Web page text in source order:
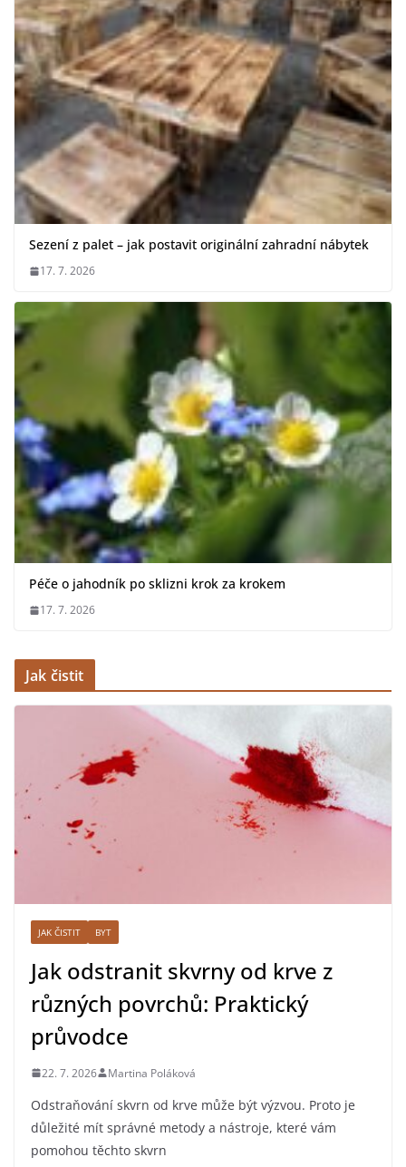
Sezení z palet – jak postavit originální zahradní nábytek
17. 7. 2026
Péče o jahodník po sklizni krok za krokem
17. 7. 2026
Jak čistit
JAK ČISTIT BYT
Jak odstranit skvrny od krve z
různých povrchů: Praktický
průvodce
22. 7. 2026 Martina Poláková
Odstraňování skvrn od krve může být výzvou. Proto je
důležité mít správné metody a nástroje, které vám
pomohou těchto skvrn